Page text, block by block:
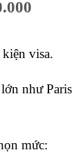
visa.
như Paris
mức: